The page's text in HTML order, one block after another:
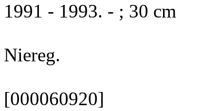
1991 - 1993. - ; 30 cm
Niereg.
[000060920]